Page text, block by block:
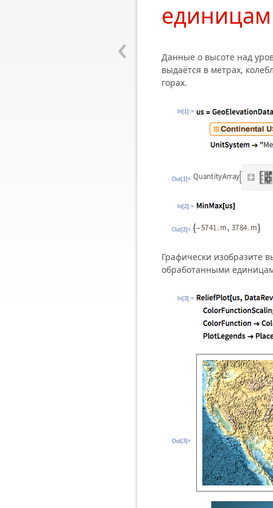
‹
Данные о высоте над
выдаётся в метрах,
горах.
In[1]:=
Out[1]=
In[2]:=
Out[2]=
Графически изобразите
обработанными
In[3]:=
Out[3]=